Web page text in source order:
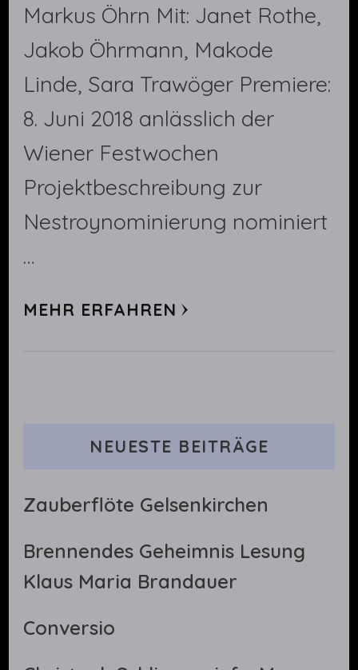
Markus Öhrn Mit: Janet Rothe,
Jakob Öhrmann, Makode
Linde, Sara Trawöger Premiere:
8. Juni 2018 anlässlich der
Wiener Festwochen
Projektbeschreibung zur
Nestroynominierung nominiert
…
MEHR ERFAHREN
NEUESTE BEITRÄGE
Zauberflöte Gelsenkirchen
Brennendes Geheimnis Lesung
Klaus Maria Brandauer
Conversio